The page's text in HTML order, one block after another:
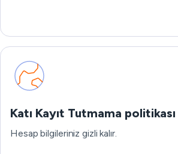
Katı Kayıt Tutmama politikası
Hesap bilgileriniz gizli kalır.